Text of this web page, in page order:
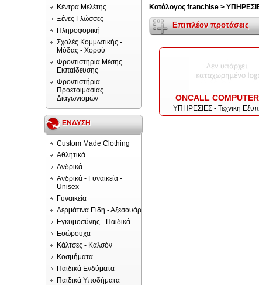
Κέντρα Μελέτης
Ξένες Γλώσσες
Πληροφορική
Σχολές Κομμωτικής -
Μόδας - Χορού
Φροντιστήρια Μέσης
Εκπαίδευσης
Φροντιστήρια
Προετοιμασίας
Διαγωνισμών
ΕΝΔΥΣΗ
Custom Made Clothing
Αθλητικά
Ανδρικά
Ανδρικά - Γυναικεία -
Unisex
Γυναικεία
Δερμάτινα Είδη - Αξεσουάρ
Εγκυμοσύνης - Παιδικά
Εσώρουχα
Κάλτσες - Καλσόν
Κοσμήματα
Παιδικά Ενδύματα
Παιδικά Υποδήματα
Κατάλογος franchise >
Επιπλέον προτάσεις
ONCALL
ΥΠΗΡΕΣΙΕΣ - Τεχνική